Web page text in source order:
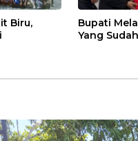
Biru,
Bupati
Yang